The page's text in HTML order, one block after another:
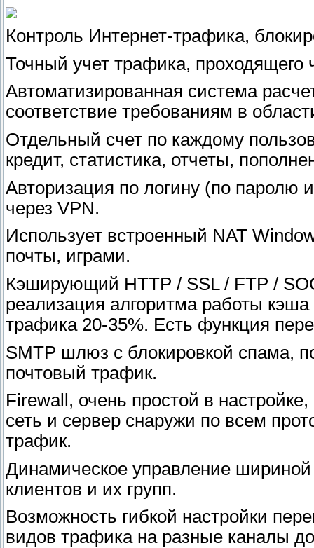
Контроль Интернет-трафика,
Точный учет трафика, проходящего
Автоматизированная система
соответствие требованиям в
Отдельный счет по каждому
кредит, статистика, отчеты,
Авторизация по логину (по паролю
через VPN.
Использует встроенный NAT
почты, играми.
Кэширующий HTTP / SSL / FTP /
реализация алгоритма работы
трафика 20-35%. Есть функция
SMTP шлюз с блокировкой спама,
почтовый трафик.
Firewall, очень простой в
сеть и сервер снаружи по всем
трафик.
Динамическое управление
клиентов и их групп.
Возможность гибкой настройки
видов трафика на разные каналы